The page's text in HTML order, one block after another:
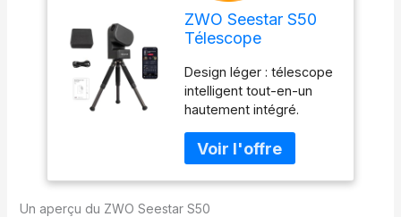
ZWO Seestar S50
Télescope
Intelligent Tout-en-
Un Autofocus
Portable pour
Débutants et
Utilisateurs
Expérimentés -
Boîte Ouverte
Comme Neuf
Design léger : télescope
intelligent tout-en-un
hautement intégré.
compact qui intègre un
télescope, un focuseur
électrique, une caméra
astronomique, ASIAIR,
Un aperçu du ZWO Seestar S50